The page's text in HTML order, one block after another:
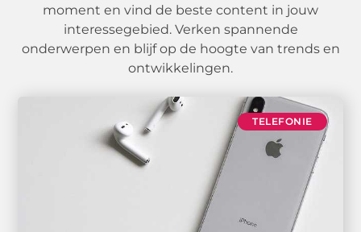
moment en vind de beste content in jouw
interessegebied. Verken spannende
onderwerpen en blijf op de hoogte van trends en
ontwikkelingen.
TELEFONIE